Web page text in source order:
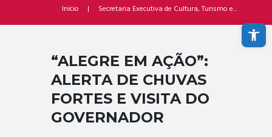
Abrir a barra de ferramentas
Início Secretaria Executiva de Cultura, Turismo e...
“ALEGRE EM AÇÃO”:
ALERTA DE CHUVAS
FORTES E VISITA DO
GOVERNADOR